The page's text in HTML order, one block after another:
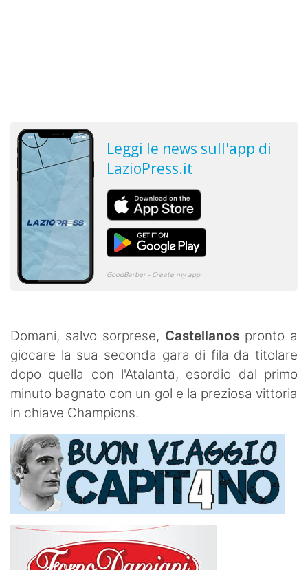
Domani, salvo sorprese, Castellanos pronto a
giocare la sua seconda gara di fila da titolare
dopo quella con l'Atalanta, esordio dal primo
minuto bagnato con un gol e la preziosa vittoria
in chiave Champions.